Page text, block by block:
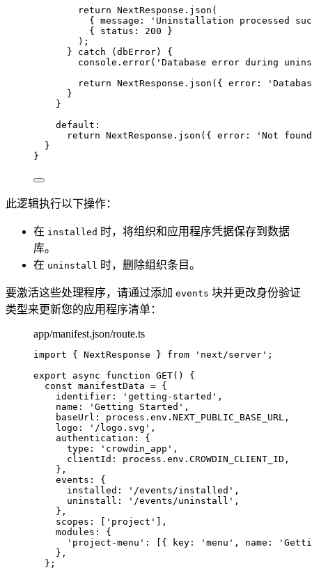
return NextResponse . json (
{ message:
' Uninstallation processed
{ status: 200 }
);
} catch (dbError) {
console . error( ' Database error during
return NextResponse . json ({ error: '
}
}
default :
return NextResponse . json ({ error: ' Not found
}
}
此逻辑执行以下操作：
在 installed 时，将组织和应用程序凭据保存到数据
库。
在 uninstall 时，删除组织条目。
要激活这些处理程序，请通过添加 events 块并更改身份验证
类型来更新您的应用程序清单：
app/manifest.json/route.ts
import { NextResponse } from ' next/server ' ;
export
async function GET()
{
const manifestData = {
identifier:
' getting-started ' ,
name:
' Getting Started ' ,
baseUrl: process . env . NEXT_PUBLIC_BASE_URL ,
logo:
' /logo.svg ' ,
authentication: {
type:
' crowdin_app ' ,
clientId: process . env . CROWDIN_CLIENT_ID ,
} ,
events: {
installed:
' /events/installed ' ,
uninstall:
' /events/uninstall ' ,
} ,
scopes:
' project '
,
modules: {
' project-menu ' : [{ key: ' menu ' , name: '
} ,
} ;